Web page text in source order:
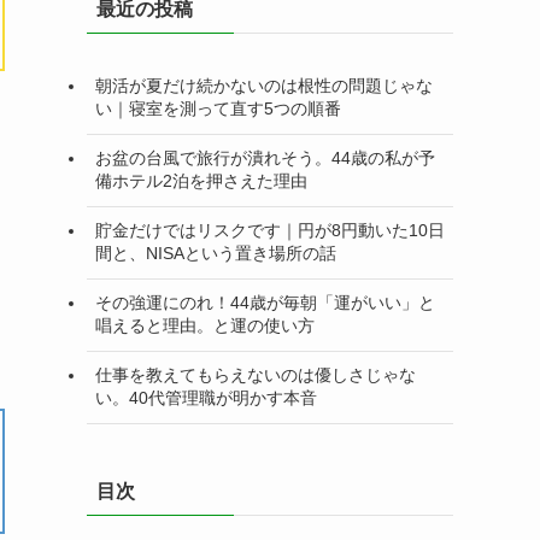
ー最近の投稿
朝活が夏だけ続かないのは根性の問題じゃな
い｜寝室を測って直す5つの順番
お盆の台風で旅行が潰れそう。44歳の私が予
備ホテル2泊を押さえた理由
貯金だけではリスクです｜円が8円動いた10日
間と、NISAという置き場所の話
その強運にのれ！44歳が毎朝「運がいい」と
唱えると理由。と運の使い方
仕事を教えてもらえないのは優しさじゃな
い。40代管理職が明かす本音
目次